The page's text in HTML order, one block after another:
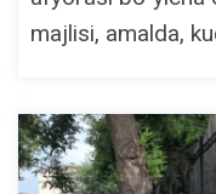
majlisi, amalda,